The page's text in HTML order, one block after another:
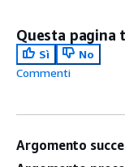
Questa pagina
Sì
No
Commenti
Argomento